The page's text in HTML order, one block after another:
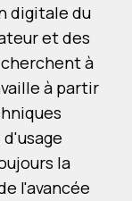
digitale du
et des
à
à partir
la
l'avancée